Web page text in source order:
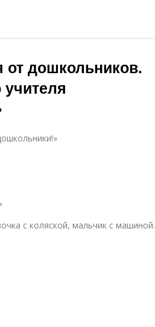
от дошкольников.
с коляской, мальчик с машиной.